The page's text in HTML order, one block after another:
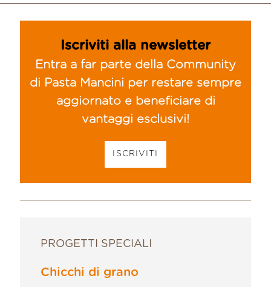
Iscriviti alla newsletter
Entra a far parte della Community
di Pasta Mancini per restare sempre
aggiornato e beneficiare di
vantaggi esclusivi!
ISCRIVITI
PROGETTI SPECIALI
Chicchi di grano